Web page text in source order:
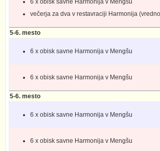
večerja za dva v restavraciji Harmonija
5-6. mesto
6 x obisk savne Harmonija v Mengšu
6 x obisk savne Harmonija v Mengšu
5-6. mesto
6 x obisk savne Harmonija v Mengšu
6 x obisk savne Harmonija v Mengšu